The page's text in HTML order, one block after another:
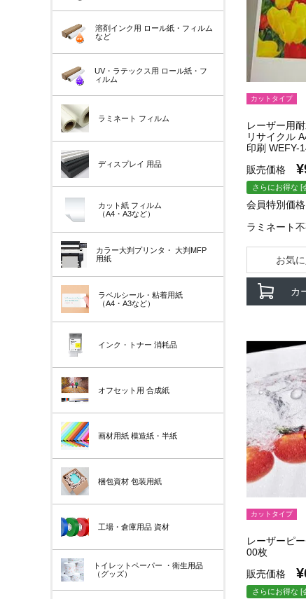
溶剤インク用 ロール紙・フィルム
など
UV・ラテックス用 ロール紙・フ
ィルム
ラミネート フィルム
ディスプレイ 用品
カット紙 フィルム
（A4・A3など）
カラー大判プリンタ・ 大判MFP
用紙
ラベルシール・粘着用紙
（A4・A3など）
インク・トナー 消耗品
オフセット用 合成紙
画材用紙 模造紙・半紙
梱包資材 包装用紙
工場・倉庫用品 資材
トイレットペーパー ・衛生用品
（グッズ）
カットタイプ
レーザー用
リサイクル
印刷 WEFY-
販売価格
¥
さらにお得な [
会員特別価格
ラミネート
カ
お気
カットタイプ
レーザーピ
00枚
販売価格
¥
さらにお得な [